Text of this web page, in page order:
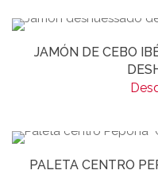
JAMÓN DE CEBO
PALETA CENTRO